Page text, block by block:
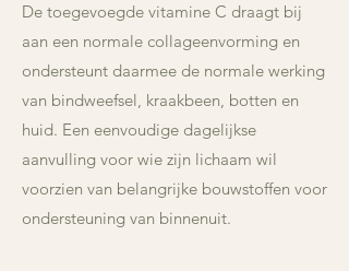
De toegevoegde vitamine C draagt bij
aan een normale collageenvorming en
ondersteunt daarmee de normale werking
van bindweefsel, kraakbeen, botten en
huid. Een eenvoudige dagelijkse
aanvulling voor wie zijn lichaam wil
voorzien van belangrijke bouwstoffen voor
ondersteuning van binnenuit.